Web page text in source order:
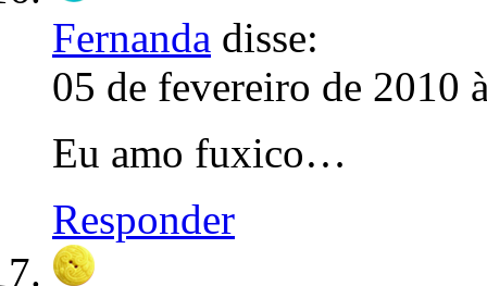
Fernanda disse:
05 de fevereiro de 2010
Eu amo fuxico…
Responder